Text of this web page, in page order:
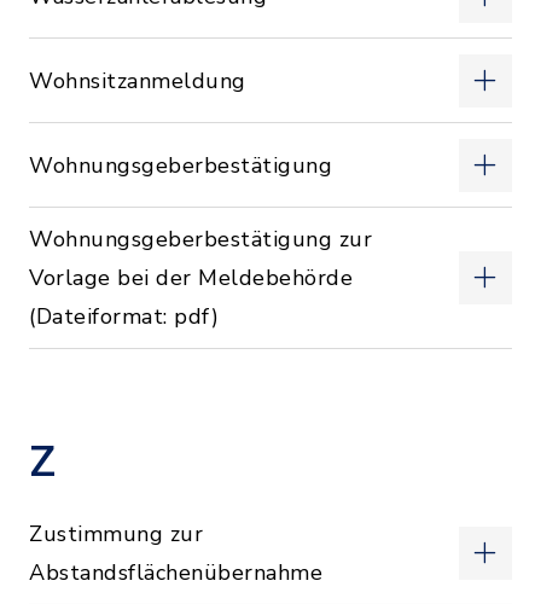
Wohnsitzanmeldung
Wohnungsgeberbestätigung
Wohnungsgeberbestätigung zur
Vorlage bei der Meldebehörde
(Dateiformat: pdf)
Z
Zustimmung zur
Abstandsflächenübernahme